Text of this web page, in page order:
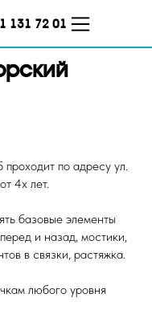
д.16, корп.2
131 72 01
по адресу ул.
4х лет.
базовые элементы
и назад, мостики,
в связки, растяжка.
любого уровня